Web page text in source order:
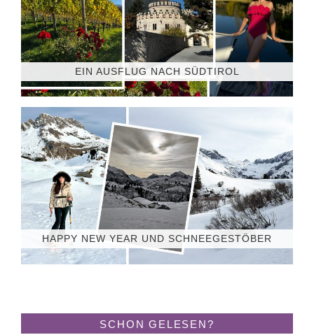
EIN AUSFLUG NACH SÜDTIROL
HAPPY NEW YEAR UND SCHNEEGESTÖBER
SCHON GELESEN?